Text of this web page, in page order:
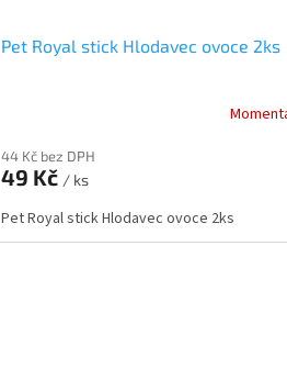
Pet Royal stick Hlodavec ovoce 2ks
44 Kč bez DPH
49 Kč / ks
Pet Royal stick Hlodavec ovoce 2ks